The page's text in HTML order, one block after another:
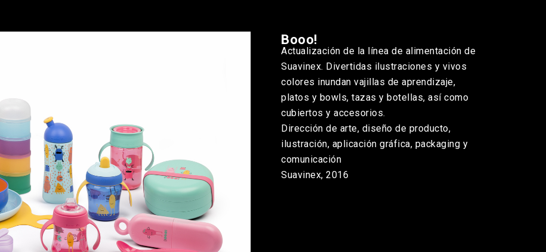
Booo!
Actualización de la línea de alimentación de
Suavinex. Divertidas ilustraciones y vivos
colores inundan vajillas de aprendizaje,
platos y bowls, tazas y botellas, así como
cubiertos y accesorios.
Dirección de arte, diseño de producto,
ilustración, aplicación gráfica, packaging y
comunicación
Suavinex, 2016